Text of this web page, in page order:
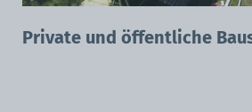
Private und öffentliche